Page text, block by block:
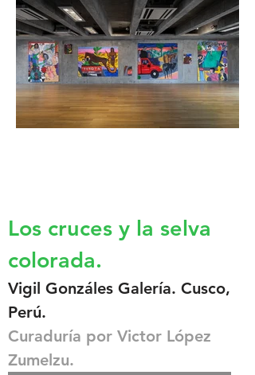
Los cruces y la selva
colorada.
Vigil Gonzáles Galería. Cusco,
Perú.
Curaduría por Victor López
Zumelzu.